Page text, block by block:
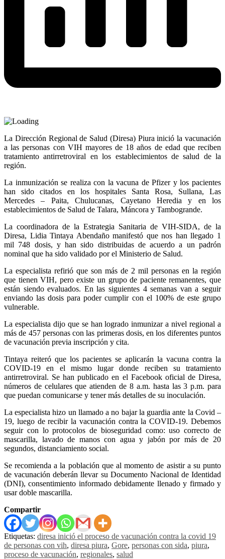
La Dirección Regional de Salud (Diresa) Piura inició la vacunación
a las personas con VIH mayores de 18 años de edad que reciben
tratamiento antirretroviral en los establecimientos de salud de la
región.
La inmunización se realiza con la vacuna de Pfizer y los pacientes
han sido citados en los hospitales Santa Rosa, Sullana, Las
Mercedes – Paita, Chulucanas, Cayetano Heredia y en los
establecimientos de Salud de Talara, Máncora y Tambogrande.
La coordinadora de la Estrategia Sanitaria de VIH-SIDA, de la
Diresa, Lidia Tintaya Abendaño manifestó que nos han llegado 1
mil 748 dosis, y han sido distribuidas de acuerdo a un padrón
nominal que ha sido validado por el Ministerio de Salud.
La especialista refirió que son más de 2 mil personas en la región
que tienen VIH, pero existe un grupo de paciente remanentes, que
están siendo evaluados. En las siguientes 4 semanas van a seguir
enviando las dosis para poder cumplir con el 100% de este grupo
vulnerable.
La especialista dijo que se han logrado inmunizar a nivel regional a
más de 457 personas con las primeras dosis, en los diferentes puntos
de vacunación previa inscripción y cita.
Tintaya reiteró que los pacientes se aplicarán la vacuna contra la
COVID-19 en el mismo lugar donde reciben su tratamiento
antirretroviral. Se han publicado en el Facebook oficial de Diresa,
números de celulares que atienden de 8 a.m. hasta las 3 p.m. para
que puedan comunicarse y tener más detalles de su inoculación.
La especialista hizo un llamado a no bajar la guardia ante la Covid –
19, luego de recibir la vacunación contra la COVID-19. Debemos
seguir con lo protocolos de bioseguridad como: uso correcto de
mascarilla, lavado de manos con agua y jabón por más de 20
segundos, distanciamiento social.
Se recomienda a la población que al momento de asistir a su punto
de vacunación deberán llevar su Documento Nacional de Identidad
(DNI), consentimiento informado debidamente llenado y firmado y
usar doble mascarilla.
Compartir
Etiquetas: diresa inició el proceso de vacunación contra la covid 19
de personas con vih, diresa piura, Gore, personas con sida, piura,
proceso de vacunación, regionales, salud